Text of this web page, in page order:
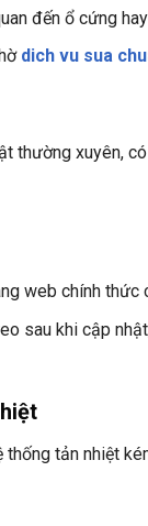
đến ổ cứng
dich vu sua
thường xuyên,
web chính thức
sau khi cập
tản nhiệt